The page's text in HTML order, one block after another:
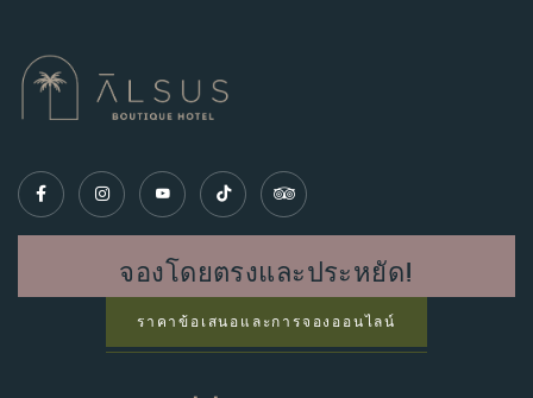
จองโดยตรงและประหยัด!
ราคาข้อเสนอและการจองออนไลน์